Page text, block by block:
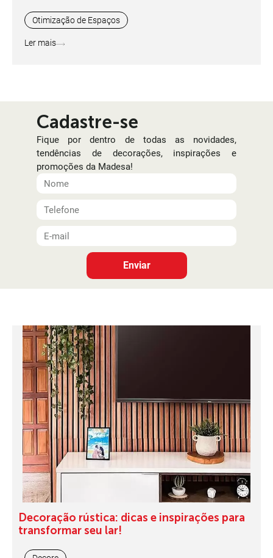
Otimização de Espaços
Ler mais
Cadastre-se
Fique por dentro de todas as novidades,
tendências de decorações, inspirações e
promoções da Madesa!
Enviar
Decoração rústica: dicas e inspirações para
transformar seu lar!